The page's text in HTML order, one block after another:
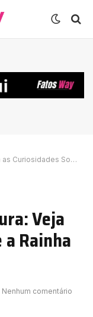
Sobre a Rainha da Sofrência
Veja
Rainha
Nenhum comentário